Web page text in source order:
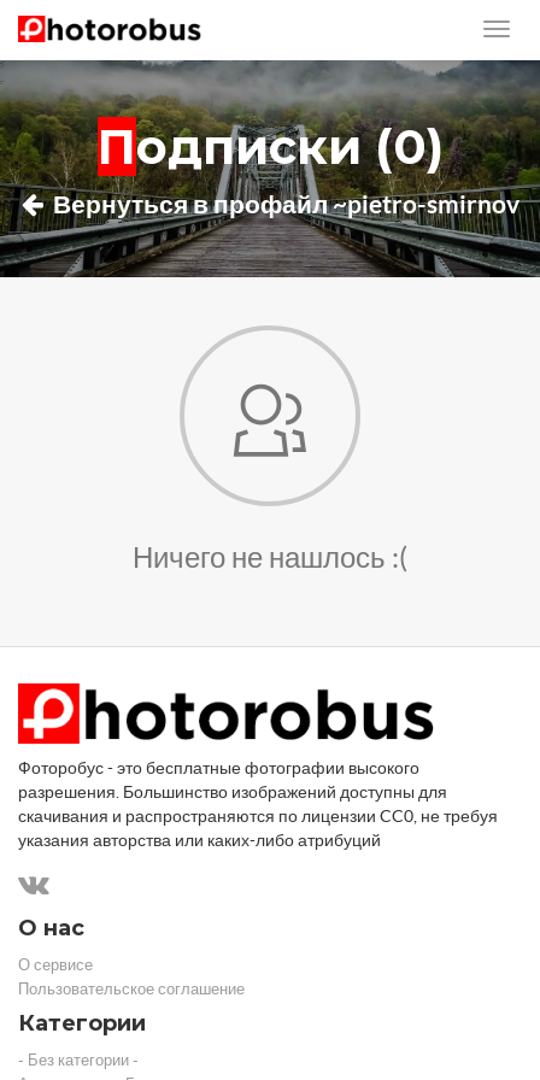
Подписки (0)
Вернуться в профайл ~pietro-smirnov
Ничего не нашлось :(
Фоторобус - это бесплатные фотографии высокого
разрешения. Большинство изображений доступны для
скачивания и распространяются по лицензии CC0, не требуя
указания авторства или каких-либо атрибуций
О нас
О сервисе
Пользовательское соглашение
Категории
- Без категории -